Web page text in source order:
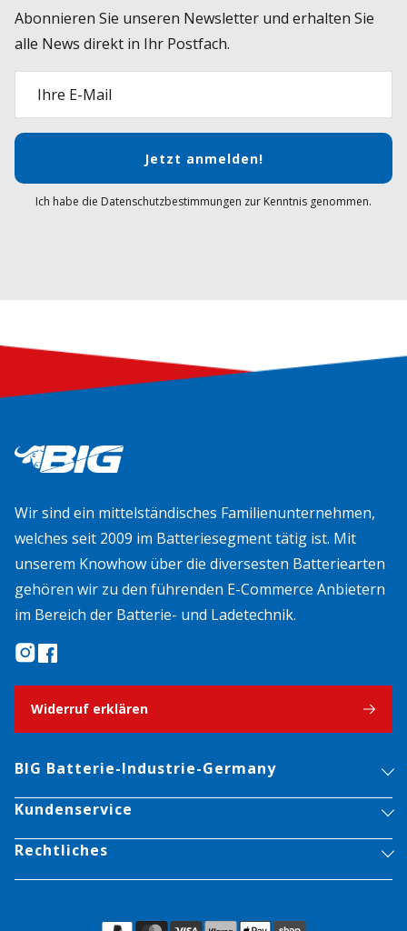
Abonnieren Sie unseren Newsletter und erhalten Sie
alle News direkt in Ihr Postfach.
Ihre E-Mail
Jetzt anmelden!
Ich habe die Datenschutzbestimmungen zur Kenntnis genommen.
Wir sind ein mittelständisches Familienunternehmen,
welches seit 2009 im Batteriesegment tätig ist. Mit
unserem Knowhow über die diversesten Batteriearten
gehören wir zu den führenden E-Commerce Anbietern
im Bereich der Batterie- und Ladetechnik.
Widerruf erklären
BIG Batterie-Industrie-Germany
Kundenservice
Rechtliches